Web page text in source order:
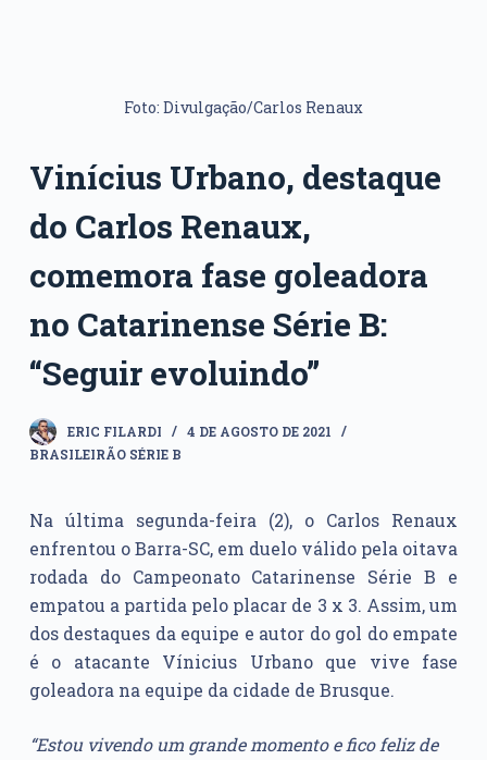
Foto: Divulgação/Carlos Renaux
Vinícius Urbano, destaque
do Carlos Renaux,
comemora fase goleadora
no Catarinense Série B:
“Seguir evoluindo”
ERIC FILARDI
4 DE AGOSTO DE 2021
BRASILEIRÃO SÉRIE B
Na última segunda-feira (2), o Carlos Renaux
enfrentou o Barra-SC, em duelo válido pela oitava
rodada do Campeonato Catarinense Série B e
empatou a partida pelo placar de 3 x 3. Assim, um
dos destaques da equipe e autor do gol do empate
é o atacante Vínicius Urbano que vive fase
goleadora na equipe da cidade de Brusque.
“Estou vivendo um grande momento e fico feliz de